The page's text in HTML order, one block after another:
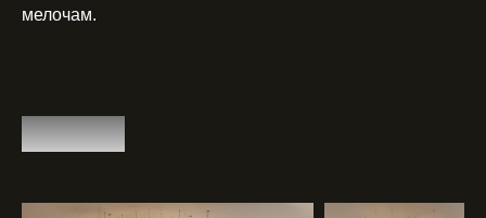
мелочам.
1 этаж